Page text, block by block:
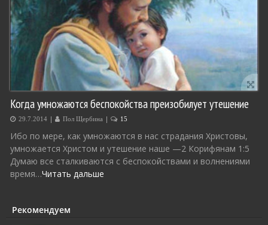
Когда умножаются беспокойства преизобилует утешение
29.7.2014 | Пол Щербина | 15
Ибо по мере, как умножаются в нас страдания Христовы,
умножается Христом и утешение наше —2 Корифянам 1:5
Думаю все сталкиваются с беспокойствами и волнениями
время…Читать дальше
Рекомендуем